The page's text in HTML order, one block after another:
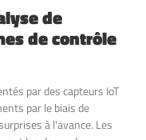
de
de contrôle
par des capteurs IoT
par le biais de
à l'avance. Les